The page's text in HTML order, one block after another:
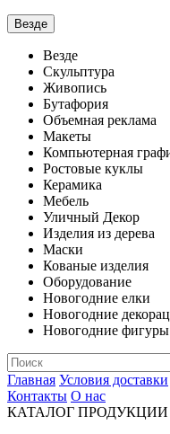
Везде
Везде
Скульптура
Живопись
Бутафория
Объемная реклама
Макеты
Компьютерная
Ростовые куклы
Керамика
Мебель
Уличный Декор
Изделия из дерева
Маски
Кованые изделия
Оборудование
Новогодние елки
Новогодние
Новогодние фигуры
Главная Условия доставки
Контакты О нас
КАТАЛОГ ПРОДУКЦИИ